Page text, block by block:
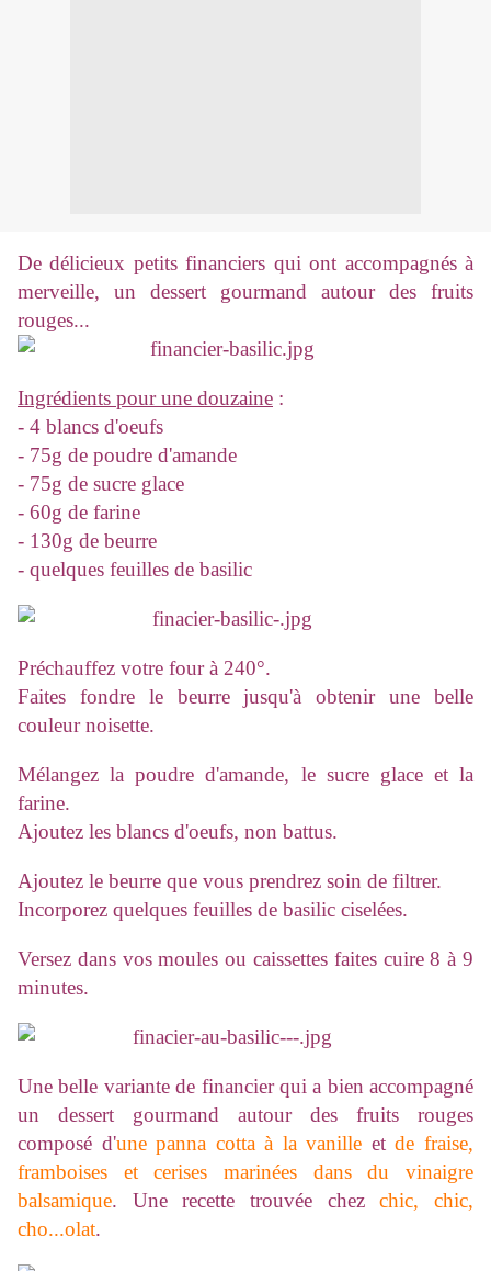
De délicieux petits financiers qui ont accompagnés à
merveille, un dessert gourmand autour des fruits
rouges...
Ingrédients pour une douzaine :
- 4 blancs d'oeufs
- 75g de poudre d'amande
- 75g de sucre glace
- 60g de farine
- 130g de beurre
- quelques feuilles de basilic
Préchauffez votre four à 240°.
Faites fondre le beurre jusqu'à obtenir une belle
couleur noisette.
Mélangez la poudre d'amande, le sucre glace et la
farine.
Ajoutez les blancs d'oeufs, non battus.
Ajoutez le beurre que vous prendrez soin de filtrer.
Incorporez quelques feuilles de basilic ciselées.
Versez dans vos moules ou caissettes faites cuire 8 à 9
minutes.
Une belle variante de financier qui a bien accompagné
un dessert gourmand autour des fruits rouges
composé d'une panna cotta à la vanille etde fraise,
framboises et cerises marinées dans du vinaigre
balsamique. Une recette trouvée chezchic, chic,
cho...olat.